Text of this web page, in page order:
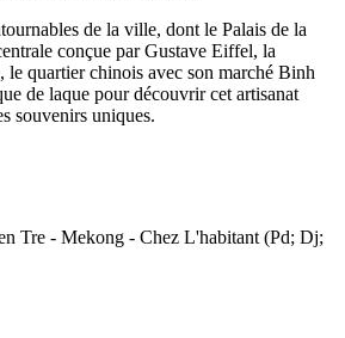
de la ville, dont le Palais de la
conçue par Gustave Eiffel, la
le quartier chinois avec son marché Binh
de laque pour découvrir cet artisanat
souvenirs uniques.
Tre - Mekong - Chez L'habitant (Pd; Dj;